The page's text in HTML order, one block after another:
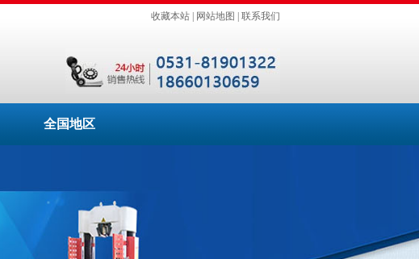
收藏本站 网站地图 联系我们
全国地区